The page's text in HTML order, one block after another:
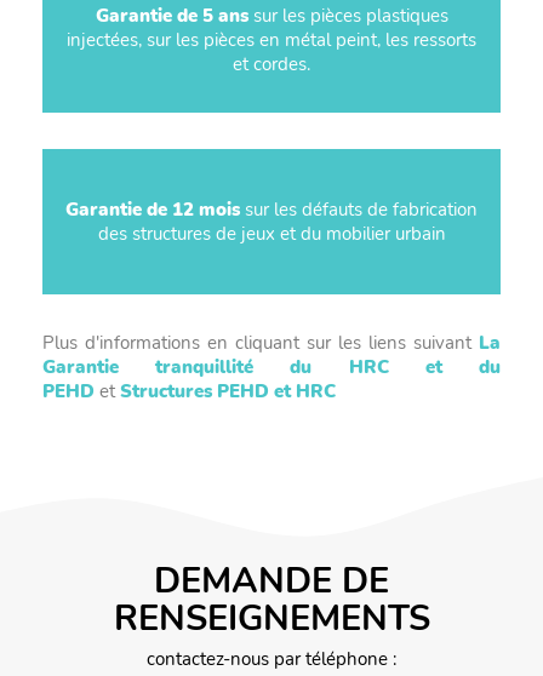
Garantie de 5 anssur les pièces plastiques
injectées, sur les pièces en métal peint, les ressorts
et cordes.
Garantie de 12 mois sur les défauts de fabrication
des structures de jeux et du mobilier urbain
Plus d'informations en cliquant sur les liens suivant La
Garantie tranquillité du HRC et du
PEHD etStructures PEHD et HRC
DEMANDE DE
RENSEIGNEMENTS
contactez-nous par téléphone :